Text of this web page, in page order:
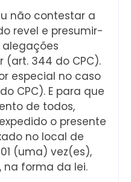
não contestar a
revel e presumir-
344 do CPC).
especial no caso
CPC). E para que
de todos,
o presente
no local de
(uma) vez(es),
na forma da lei.